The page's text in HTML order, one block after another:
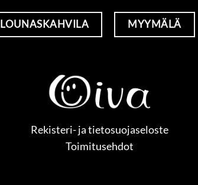
LOUNASKAHVILA MYYMÄLÄ
Rekisteri- ja tietosuojaseloste
Toimitusehdot